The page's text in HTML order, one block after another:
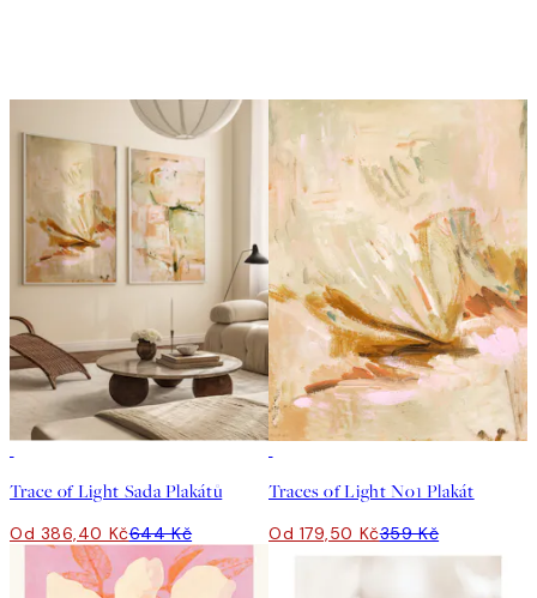
Trace of Light Sada Plakátů
Od 386,40 Kč644 Kč
Traces of Light No1 Plakát
Od 179,50 Kč359 Kč